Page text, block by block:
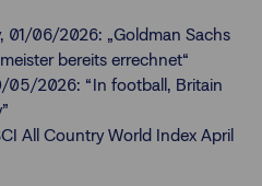
01/06/2026: „Goldman Sachs
bereits errechnet“
05/2026: “In football, Britain
All Country World Index April